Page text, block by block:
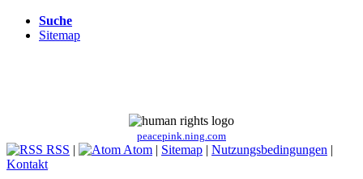
Suche
Sitemap
peacepink.ning.com
RSS | Atom | Sitemap | Nutzungsbedingungen |
Kontakt